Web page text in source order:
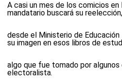
A casi un mes de los comicios en
mandatario buscará su reelección,
desde el Ministerio de
su imagen en esos libros de
algo que fue tomado por algunos
electoralista.